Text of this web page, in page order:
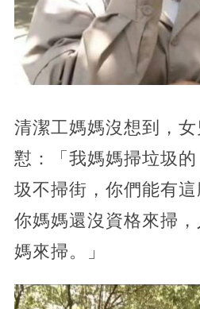
清潔工媽媽沒想到，
懟：「我媽媽掃垃圾
圾不掃街，你們能有這
你媽媽還沒資格來掃
媽來掃。」